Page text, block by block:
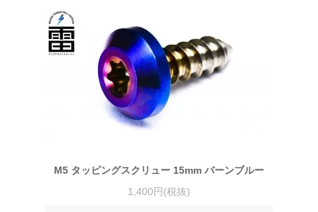
M5 タッピングスクリュー 15mm バーンブルー
1,400円(税抜)